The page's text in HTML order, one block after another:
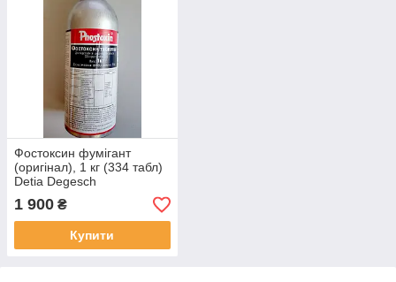
Фостоксин фумігант
(оригінал), 1 кг (334 табл)
Detia Degesch
1 900 ₴
Купити